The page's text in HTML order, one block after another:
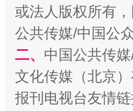
受贿1.44亿！段成刚被判无期
或法人版权所有
公共传媒/中国公
二、 中国公共传
文化传媒（北京
报刊电视台友情